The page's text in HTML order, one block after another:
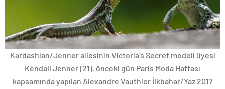
Kardashian/Jenner ailesinin Victoria’s Secret modeli üyesi
Kendall Jenner (21), önceki gün Paris Moda Haftası
kapsamında yapılan Alexandre Vauthier İlkbahar/Yaz 2017